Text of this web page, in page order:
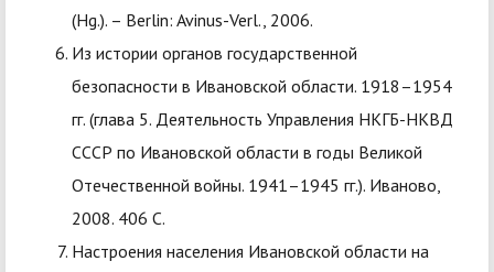
(Hg.). – Berlin: Avinus-Verl., 2006.
Из истории органов государственной
безопасности в Ивановской области. 1918–1954
гг. (глава 5. Деятельность Управления НКГБ-НКВД
СССР по Ивановской области в годы Великой
Отечественной войны. 1941–1945 гг.). Иваново,
2008. 406 С.
Настроения населения Ивановской области на